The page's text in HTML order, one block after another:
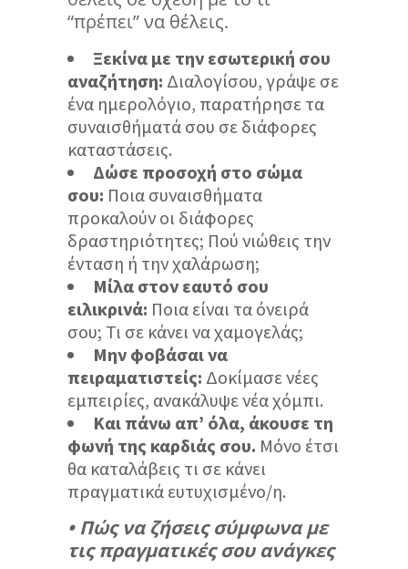
“πρέπει” να θέλεις.
Ξεκίνα με την εσωτερική σου
αναζήτηση: Διαλογίσου, γράψε σε
ένα ημερολόγιο, παρατήρησε τα
συναισθήματά σου σε διάφορες
καταστάσεις.
Δώσε προσοχή στο σώμα
σου: Ποια συναισθήματα
προκαλούν οι διάφορες
δραστηριότητες; Πού νιώθεις την
ένταση ή την χαλάρωση;
Μίλα στον εαυτό σου
ειλικρινά: Ποια είναι τα όνειρά
σου; Τι σε κάνει να χαμογελάς;
Μην φοβάσαι να
πειραματιστείς: Δοκίμασε νέες
εμπειρίες, ανακάλυψε νέα χόμπι.
Και πάνω απ’ όλα, άκουσε τη
φωνή της καρδιάς σου. Μόνο έτσι
θα καταλάβεις τι σε κάνει
πραγματικά ευτυχισμένο/η.
• Πώς να ζήσεις σύμφωνα με
τις πραγματικές σου ανάγκες